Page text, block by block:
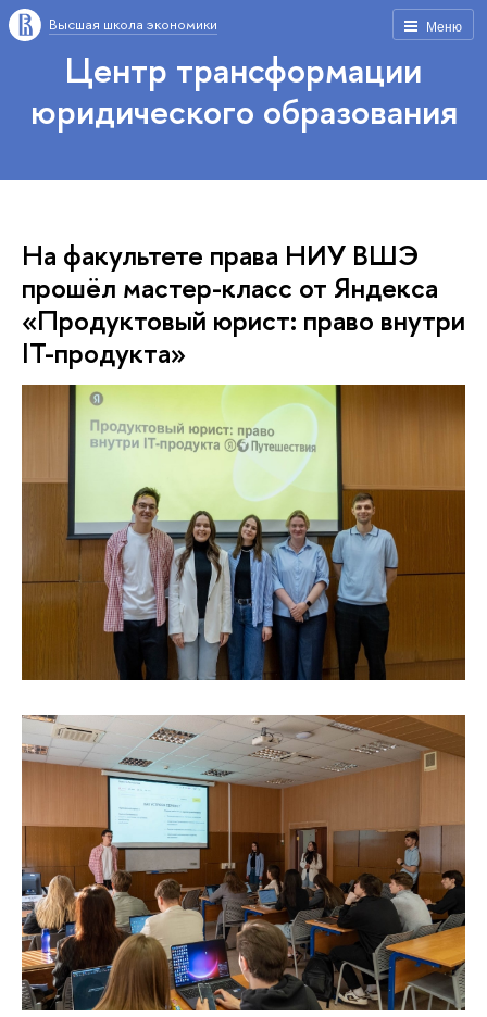
Меню
Высшая школа экономики
Центр трансформации
юридического образования
На факультете права НИУ ВШЭ
прошёл мастер-класс от Яндекса
«Продуктовый юрист: право внутри
IT-продукта»